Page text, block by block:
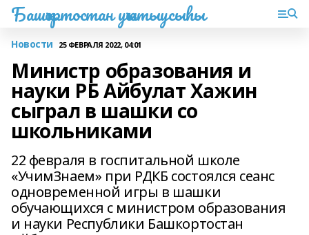
Башҡортостан уҡытыусыһы
Новости 25 ФЕВРАЛЯ 2022, 04:01
Министр образования и
науки РБ Айбулат Хажин
сыграл в шашки со
школьниками
22 февраля в госпитальной школе
«УчимЗнаем» при РДКБ состоялся сеанс
одновременной игры в шашки
обучающихся с министром образования
и науки Республики Башкортостан